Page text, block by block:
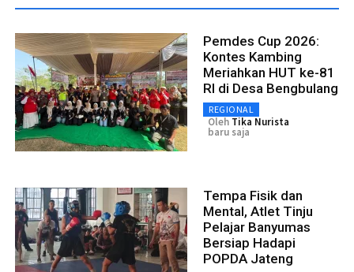
Pemdes Cup 2026:
Kontes Kambing
Meriahkan HUT ke-81
RI di Desa Bengbulang
REGIONAL
Oleh Tika Nurista
baru saja
Tempa Fisik dan
Mental, Atlet Tinju
Pelajar Banyumas
Bersiap Hadapi
POPDA Jateng